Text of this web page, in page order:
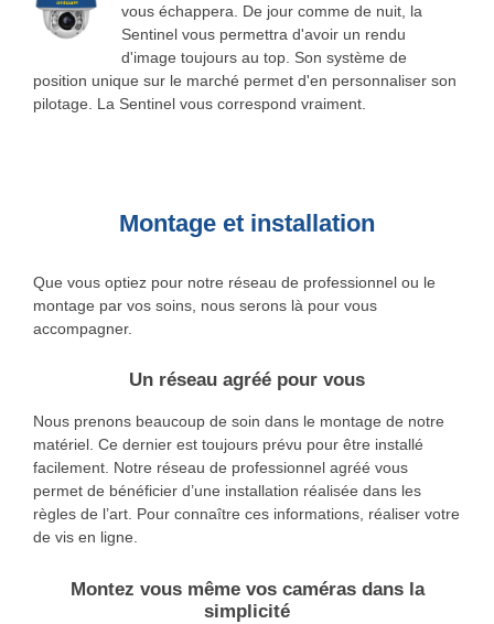
vous échappera. De jour comme de nuit, la
Sentinel vous permettra d'avoir un rendu
d'image toujours au top. Son système de
position unique sur le marché permet d'en personnaliser son
pilotage. La Sentinel vous correspond vraiment.
Montage et installation
Que vous optiez pour notre réseau de professionnel ou le
montage par vos soins, nous serons là pour vous
accompagner.
Un réseau agréé pour vous
Nous prenons beaucoup de soin dans le montage de notre
matériel. Ce dernier est toujours prévu pour être installé
facilement. Notre réseau de professionnel agréé vous
permet de bénéficier d’une installation réalisée dans les
règles de l’art. Pour connaître ces informations, réaliser votre
de vis en ligne.
Montez vous même vos caméras dans la
simplicité